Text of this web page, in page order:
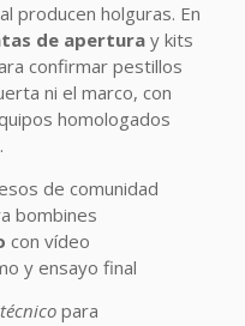
producen holguras. En
de apertura y kits
confirmar pestillos
ni el marco, con
homologados
de comunidad
bombines
con vídeo
y ensayo final
para